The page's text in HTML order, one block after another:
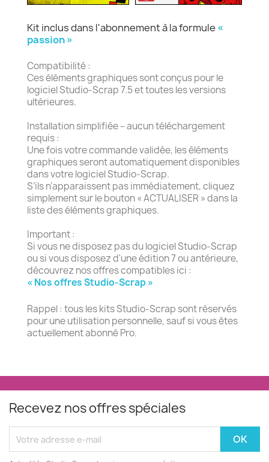
Kit inclus dans l'abonnement à la formule «
passion »
Compatibilité :
Ces éléments graphiques sont conçus pour le
logiciel Studio-Scrap 7.5 et toutes les versions
ultérieures.
Installation simplifiée – aucun téléchargement
requis :
Une fois votre commande validée, les éléments
graphiques seront automatiquement disponibles
dans votre logiciel Studio-Scrap.
S’ils n’apparaissent pas immédiatement, cliquez
simplement sur le bouton « ACTUALISER » dans la
liste des éléments graphiques.
Important :
Si vous ne disposez pas du logiciel Studio-Scrap
ou si vous disposez d'une édition 7 ou antérieure,
découvrez nos offres compatibles ici :
« Nos offres Studio-Scrap »
Rappel : tous les kits Studio-Scrap sont réservés
pour une utilisation personnelle, sauf si vous êtes
actuellement abonné Pro.
Recevez nos offres spéciales